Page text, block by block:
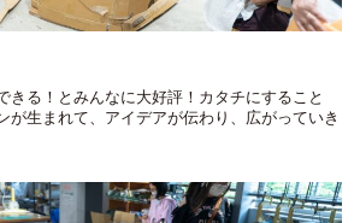
きる！とみんなに大好評！カタチにすること
が生まれて、アイデアが伝わり、広がっていき